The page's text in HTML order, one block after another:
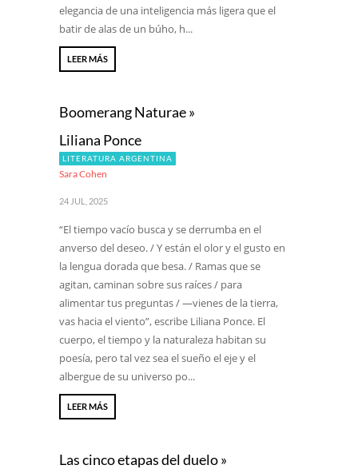
elegancia de una inteligencia más ligera que el
batir de alas de un búho, h...
LEER MÁS
Boomerang Naturae »
Liliana Ponce
LITERATURA ARGENTINA
Sara Cohen
24 JUL, 2025
“El tiempo vacío busca y se derrumba en el
anverso del deseo. / Y están el olor y el gusto en
la lengua dorada que besa. / Ramas que se
agitan, caminan sobre sus raíces / para
alimentar tus preguntas / —vienes de la tierra,
vas hacia el viento”, escribe Liliana Ponce. El
cuerpo, el tiempo y la naturaleza habitan su
poesía, pero tal vez sea el sueño el eje y el
albergue de su universo po...
LEER MÁS
Las cinco etapas del duelo »